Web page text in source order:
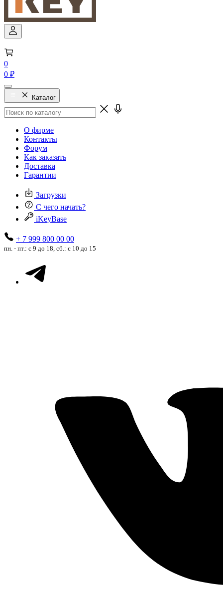
0
0 ₽
Каталог
О фирме
Контакты
Форум
Как заказать
Доставка
Гарантии
Загрузки
С чего начать?
iKeyBase
+ 7 999 800 00 00
пн. - пт.: с 9 до 18, сб.: с 10 до 15